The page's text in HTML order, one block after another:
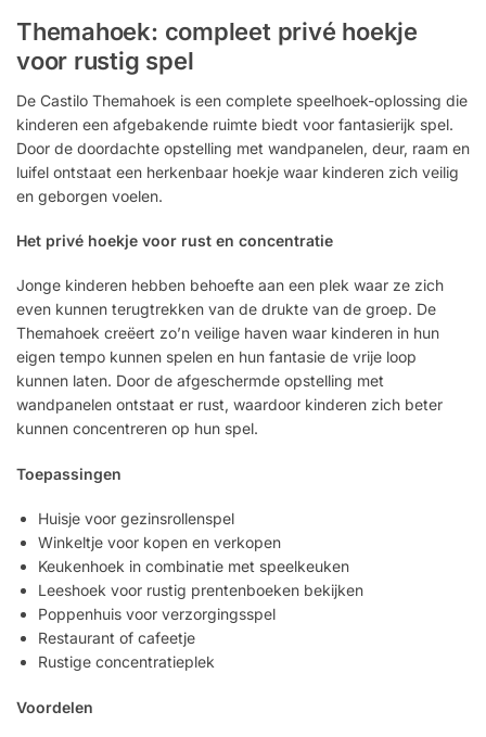
Themahoek: compleet privé hoekje
voor rustig spel
De Castilo Themahoek is een complete speelhoek-oplossing die
kinderen een afgebakende ruimte biedt voor fantasierijk spel.
Door de doordachte opstelling met wandpanelen, deur, raam en
luifel ontstaat een herkenbaar hoekje waar kinderen zich veilig
en geborgen voelen.
Het privé hoekje voor rust en concentratie
Jonge kinderen hebben behoefte aan een plek waar ze zich
even kunnen terugtrekken van de drukte van de groep. De
Themahoek creëert zo’n veilige haven waar kinderen in hun
eigen tempo kunnen spelen en hun fantasie de vrije loop
kunnen laten. Door de afgeschermde opstelling met
wandpanelen ontstaat er rust, waardoor kinderen zich beter
kunnen concentreren op hun spel.
Toepassingen
Huisje voor gezinsrollenspel
Winkeltje voor kopen en verkopen
Keukenhoek in combinatie met speelkeuken
Leeshoek voor rustig prentenboeken bekijken
Poppenhuis voor verzorgingsspel
Restaurant of cafeetje
Rustige concentratieplek
Voordelen